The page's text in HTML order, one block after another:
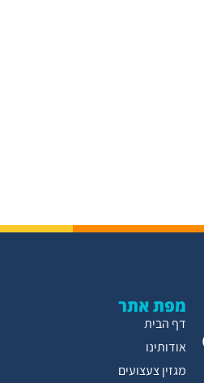
מפת אתר
דף הבית
אודותינו
מגזין צעצועים